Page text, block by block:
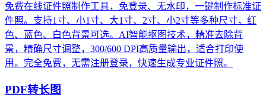
免费在线证件照制作工具，免登录、无水印，一键制作标准证
件照。支持1寸、小1寸、大1寸、2寸、小2寸等多种尺寸，红
色、蓝色、白色背景可选。AI智能抠图技术，精准去除背
景，精确尺寸调整，300/600 DPI高质量输出，适合打印使
用。完全免费，无需注册登录，快速生成专业证件照。
PDF转长图